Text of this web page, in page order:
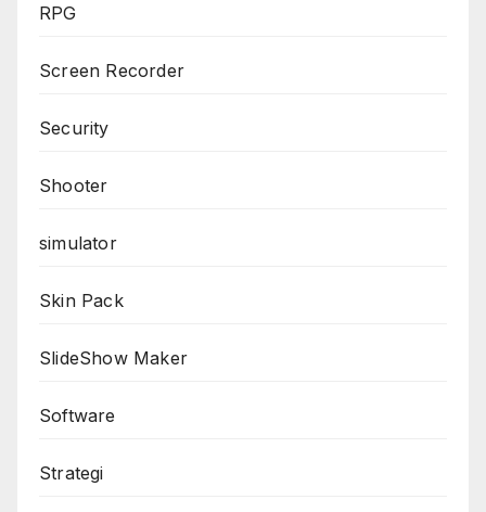
RPG
Screen Recorder
Security
Shooter
simulator
Skin Pack
SlideShow Maker
Software
Strategi